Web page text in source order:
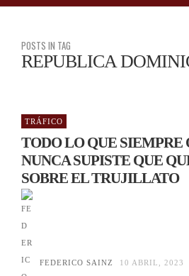
POSTS IN TAG
REPUBLICA
TRÁFICO
TODO LO QUE SIEMPRE
NUNCA SUPISTE QUE
SOBRE EL TRUJILLATO
FEDERICO SAINZ 10 ABRIL, 2023